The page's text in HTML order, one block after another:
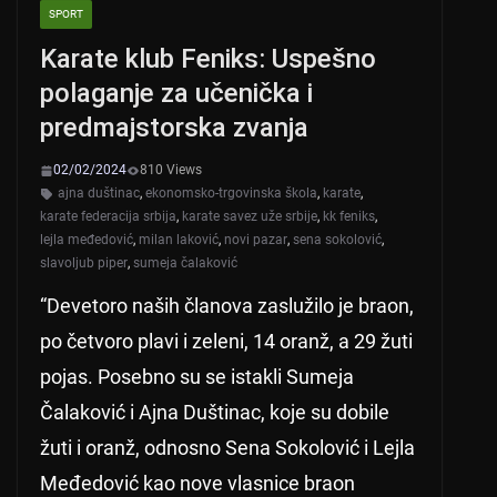
SPORT
Karate klub Feniks: Uspešno
polaganje za učenička i
predmajstorska zvanja
02/02/2024
810 Views
ajna duštinac, ekonomsko-trgovinska škola, karate,
karate federacija srbija, karate savez uže srbije, kk feniks,
lejla međedović, milan laković, novi pazar, sena sokolović,
slavoljub piper, sumeja čalaković
“Devetoro naših članova zaslužilo je braon,
po četvoro plavi i zeleni, 14 oranž, a 29 žuti
pojas. Posebno su se istakli Sumeja
Čalaković i Ajna Duštinac, koje su dobile
žuti i oranž, odnosno Sena Sokolović i Lejla
Međedović kao nove vlasnice braon